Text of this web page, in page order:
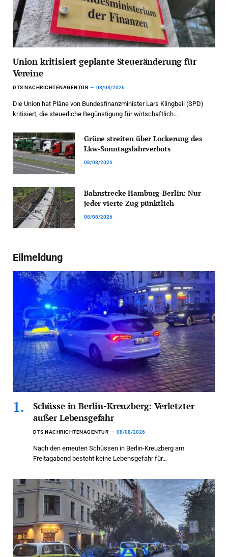
Union kritisiert geplante Steueränderung für
Vereine
DTS NACHRICHTENAGENTUR 08/08/2026
Die Union hat Pläne von Bundesfinanzminister Lars Klingbeil (SPD)
kritisiert, die steuerliche Begünstigung für wirtschaftlich…
Grüne streiten über Lockerung des
Lkw-Sonntagsfahrverbots
08/08/2026
Bahnstrecke Hamburg-Berlin: Nur
jeder vierte Zug pünktlich
08/08/2026
Eilmeldung
Schüsse in Berlin-Kreuzberg: Verletzter
außer Lebensgefahr
DTS NACHRICHTENAGENTUR 08/08/2026
Nach den erneuten Schüssen in Berlin-Kreuzberg am
Freitagabend besteht keine Lebensgefahr für…